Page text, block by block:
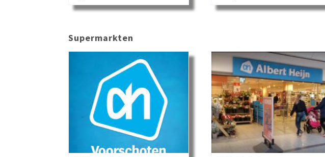
Supermarkten